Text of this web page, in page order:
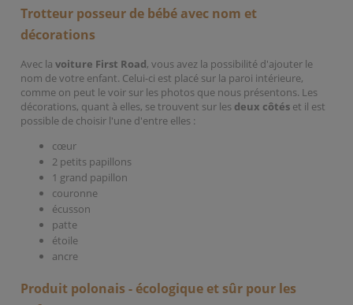
Trotteur posseur de bébé avec nom et
décorations
Avec la voiture First Road, vous avez la possibilité d'ajouter le
nom de votre enfant. Celui-ci est placé sur la paroi intérieure,
comme on peut le voir sur les photos que nous présentons. Les
décorations, quant à elles, se trouvent sur les deux côtés et il est
possible de choisir l'une d'entre elles :
cœur
2 petits papillons
1 grand papillon
couronne
écusson
patte
étoile
ancre
Produit polonais - écologique et sûr pour les